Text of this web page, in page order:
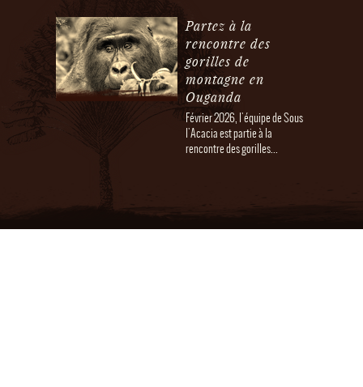
Partez à la
rencontre des
gorilles de
montagne en
Ouganda
Février 2026, l'équipe de Sous
l'Acacia est partie à la
rencontre des gorilles...